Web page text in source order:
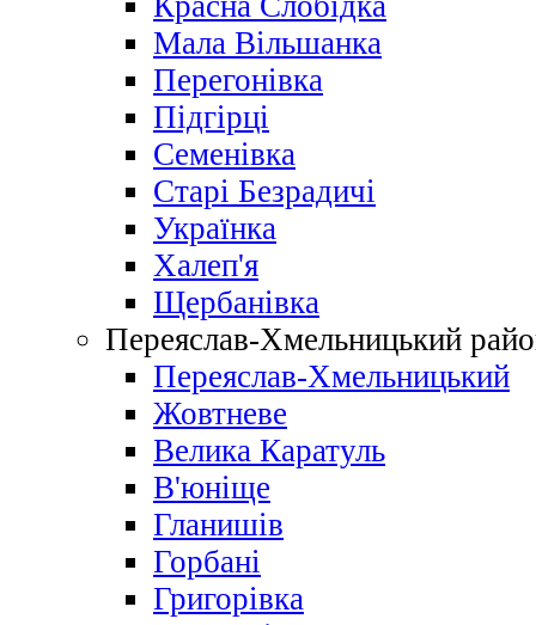
Мала Вільшанка
Перегонівка
Підгірці
Семенівка
Старі Безрадичі
Українка
Халеп'я
Щербанівка
Переяслав-Хмельницький
Переяслав-Хмельницький
Жовтневе
Велика Каратуль
В'юніще
Гланишів
Горбані
Григорівка